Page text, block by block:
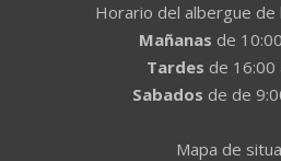
Horario del albergue de
Mañanas de
Tardes de 16:00
Sabados de de
Mapa de